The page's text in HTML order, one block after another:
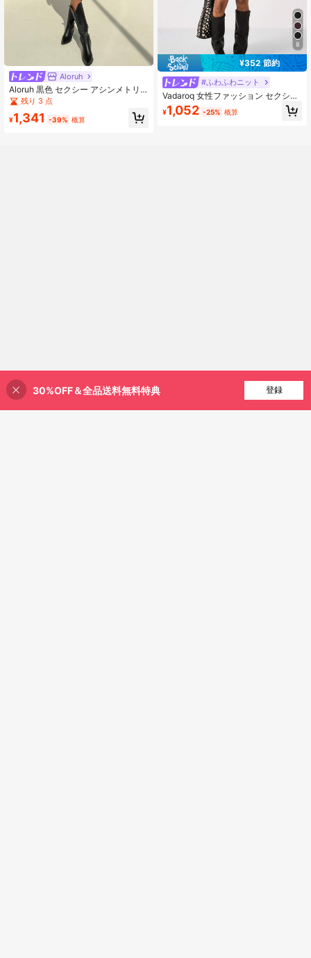
Aloruh
Aloruh 黒色 セクシー アシンメトリ
ー ショルダー パーティー/音楽フェ
ス アイアンリング装飾 長袖 タイト
フィット ミニドレス
残り 3 点
¥1,341 -39% 概算
8
¥352 節約
#ふわふわニット
Vadaroq 女性ファッション セクシー
無地 アシンメトリーネック ミニドレ
ス
¥1,052 -25% 概算
44% 割引！ 買い物かごに追加
30%OFF＆全品送料無料特典 登録